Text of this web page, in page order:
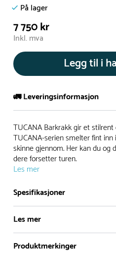
På lager
7 750 kr
Inkl. mva
Legg til i
🚛 Leveringsinformasjon
De aller fleste av våre
Leveringstid på
I høysesong må lengre
Rask levering
Hos oss finner du flere
Dette er produkter som
men hos oss er de lagervare.
TUCANA Barkrakk gir et
TUCANA-serien smelter fint
skinne gjennom. Her kan du og
dere forsetter turen.
Les mer
Spesifikasjoner
Les mer
Produktmerkinger